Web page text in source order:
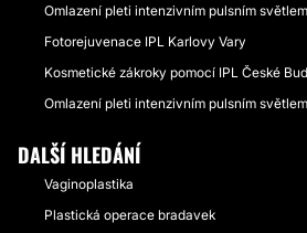
Omlazení pleti intenzivním pulsním
Fotorejuvenace IPL Karlovy Vary
Kosmetické zákroky pomocí IPL České
Omlazení pleti intenzivním pulsním
DALŠÍ HLEDÁNÍ
Vaginoplastika
Plastická operace bradavek